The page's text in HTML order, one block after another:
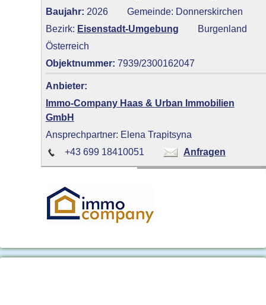
Baujahr: 2026
Gemeinde: Donnerskirchen
Bezirk: Eisenstadt-Umgebung
Burgenland
Österreich
Objektnummer: 7939/2300162047
Anbieter:
Immo-Company Haas & Urban Immobilien
GmbH
Ansprechpartner: Elena Trapitsyna
+43 699 18410051
Anfragen